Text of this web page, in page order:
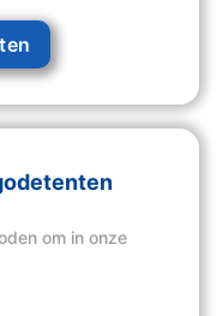
om in onze